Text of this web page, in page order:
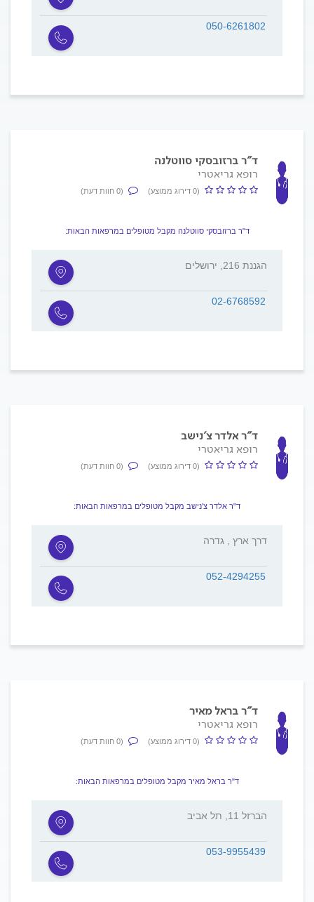
050-6261802
ד"ר ברזובסקי סווטלנה
רופא גריאטרי
(0 דירוג ממוצע) (0 חוות דעת)
ד"ר ברזובסקי סווטלנה מקבל מטופלים במרפאות הבאות:
הגננת 216, ירושלים
02-6768592
ד"ר אלדר צ'נישב
רופא גריאטרי
(0 דירוג ממוצע) (0 חוות דעת)
ד"ר אלדר צ'נישב מקבל מטופלים במרפאות הבאות:
דרך ארץ , גדרה
052-4294255
ד"ר בראל מאיר
רופא גריאטרי
(0 דירוג ממוצע) (0 חוות דעת)
ד"ר בראל מאיר מקבל מטופלים במרפאות הבאות:
הברזל 11, תל אביב
053-9955439